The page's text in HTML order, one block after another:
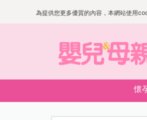
為提供您更多優質的內容，本網站使用
懷